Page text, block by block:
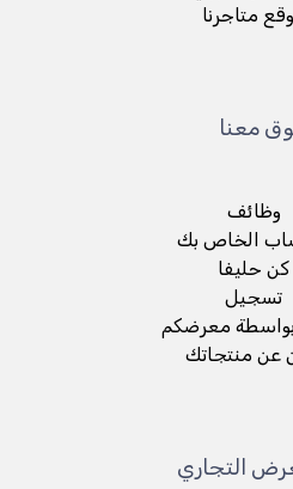
متاجرنا
معنا
وظائف
الخاص بك
كن حليفا
تسجيل
بواسطة معرضكم
عن منتجاتك
التجاري